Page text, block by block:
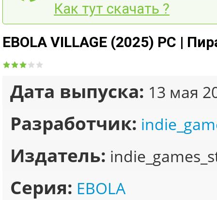
Как тут скачать ?
EBOLA VILLAGE (2025) PC |
Дата выпуска: 13 мая
Разработчик:
Издатель:
Серия: EBOLA